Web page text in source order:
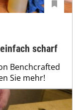
scharf
Benchcrafted
Sie mehr!